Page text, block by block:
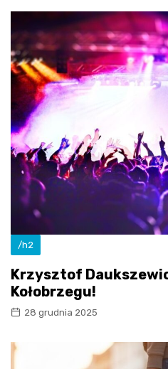
/h2
Krzysztof
Kołobrzegu!
28 grudnia 2025